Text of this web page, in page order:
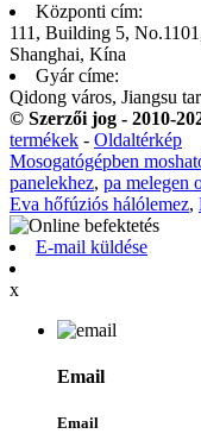
Központi cím:
111, Building 5,
Shanghai, Kína
Gyár címe:
Qidong város, Jiangsu
© Szerzői jog - 2010-
termékek - Oldaltérkép
Mosogatógépben
panelekhez, pa melegen
Eva hőfúziós hálólemez,
E-mail küldése
x
Email
Email